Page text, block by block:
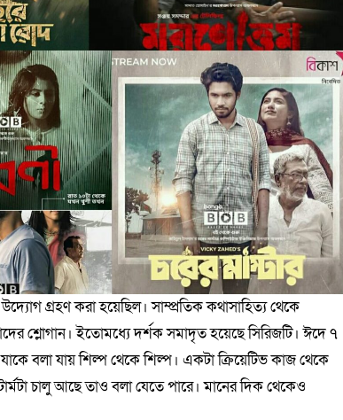
গ্রহণ করা হয়েছিল। সাম্প্রতিক কথাসাহিত্য থেকে
শ্লোগান। ইতোমধ্যে দর্শক সমাদৃত হয়েছে সিরিজটি। ঈদে ৭
যাকে বলা যায় শিল্প থেকে শিল্প। একটা ক্রিয়েটিভ কাজ থেকে
চালু আছে তাও বলা যেতে পারে। মানের দিক থেকেও